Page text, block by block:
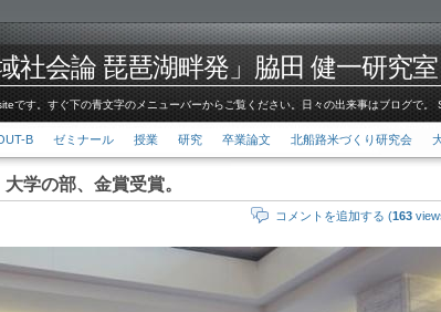
社会論 琵琶湖畔発」脇田 健一研究室
です。すぐ下の青文字のメニューバーからご覧ください。日々の出来事はブログで
B ゼミナール 授業 研究 卒業論文 北船路米づくり研究会
学の部、金賞受賞。
コメントを追加する (163